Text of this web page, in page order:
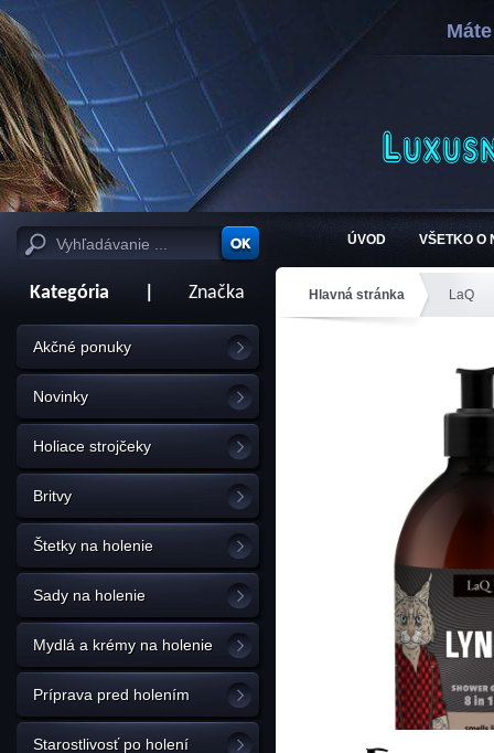
ÚVOD VŠETKO O
Kategória Značka
Akčné ponuky
Novinky
Holiace strojčeky
Britvy
Štetky na holenie
Sady na holenie
Mydlá a krémy na holenie
Príprava pred holením
Starostlivosť po holení
Hlavná stránka LaQ